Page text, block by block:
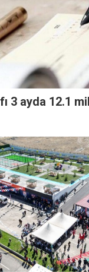
3 ayda 12.1